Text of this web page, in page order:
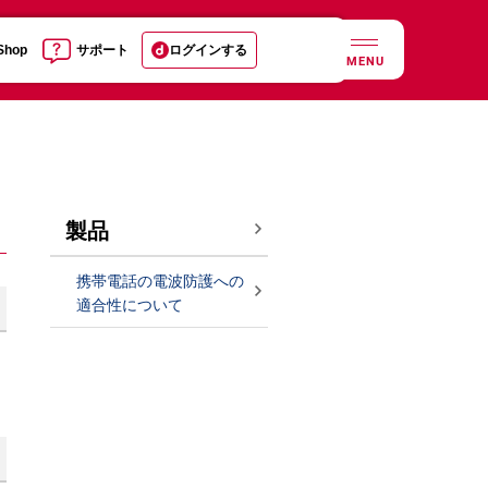
サポート ログインする
MENU
製品
携帯電話の電波防護への
適合性について